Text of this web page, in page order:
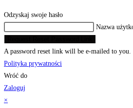
Odzyskaj swoje hasło
Nazwa
A password reset link will be e-mailed to you.
Polityka prywatności
Wróć do
Zaloguj
×